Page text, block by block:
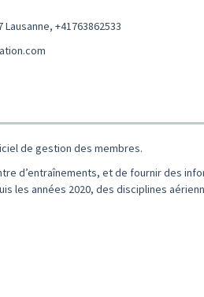
Lausanne, +41763862533
de gestion des membres.
d’entraînements, et de fournir des
les années 2020, des disciplines